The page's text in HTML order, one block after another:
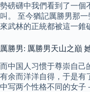
勢磅礴中我們看到了一個
叫。 至今猶記厲勝男那
來武林的正統都被這一錐
厲勝男: 厲勝男天山之巔
而中国人习惯于尊崇自己
有余而洋洋自得，于是有
中写两个性格不同的女子